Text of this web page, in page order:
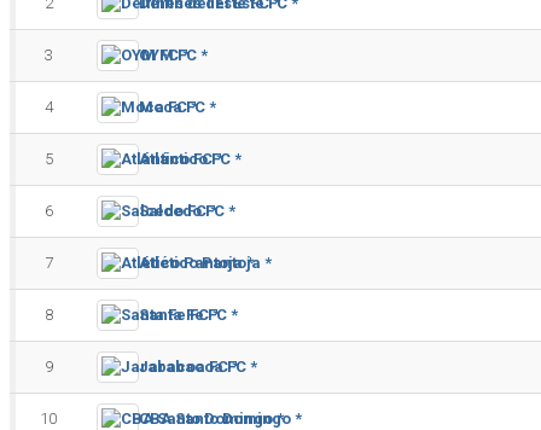
3 OYM FC *
4 Moca FC *
5 Atlántico FC *
6 Salcedo FC *
7 Atlético Pantoja *
8 Santa Fe FC *
9 Jarabacoa FC *
10 CBA Santo Domingo *